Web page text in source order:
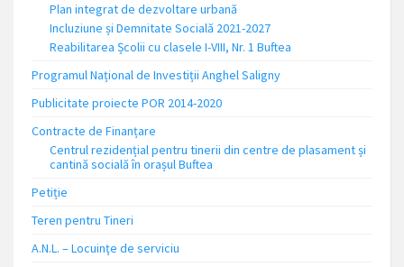
Plan integrat de dezvoltare urbană
Incluziune și Demnitate Socială 2021-2027
Reabilitarea Școlii cu clasele I-VIII, Nr. 1 Buftea
Programul Național de Investiții Anghel Saligny
Publicitate proiecte POR 2014-2020
Contracte de Finanțare
Centrul rezidențial pentru tinerii din centre de plasament și
cantină socială în orașul Buftea
Petiție
Teren pentru Tineri
A.N.L. – Locuinţe de serviciu